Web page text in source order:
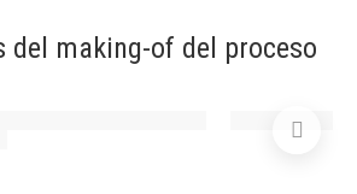
del making-of del proceso